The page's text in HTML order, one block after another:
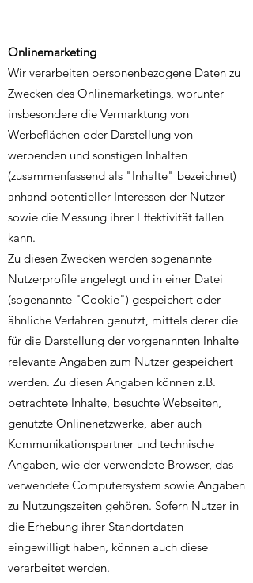
Onlinemarketing
Wir verarbeiten personenbezogene Daten zu
Zwecken des Onlinemarketings, worunter
insbesondere die Vermarktung von
Werbeflächen oder Darstellung von
werbenden und sonstigen Inhalten
(zusammenfassend als "Inhalte" bezeichnet)
anhand potentieller Interessen der Nutzer
sowie die Messung ihrer Effektivität fallen
kann.
Zu diesen Zwecken werden sogenannte
Nutzerprofile angelegt und in einer Datei
(sogenannte "Cookie") gespeichert oder
ähnliche Verfahren genutzt, mittels derer die
für die Darstellung der vorgenannten Inhalte
relevante Angaben zum Nutzer gespeichert
werden. Zu diesen Angaben können z.B.
betrachtete Inhalte, besuchte Webseiten,
genutzte Onlinenetzwerke, aber auch
Kommunikationspartner und technische
Angaben, wie der verwendete Browser, das
verwendete Computersystem sowie Angaben
zu Nutzungszeiten gehören. Sofern Nutzer in
die Erhebung ihrer Standortdaten
eingewilligt haben, können auch diese
verarbeitet werden.